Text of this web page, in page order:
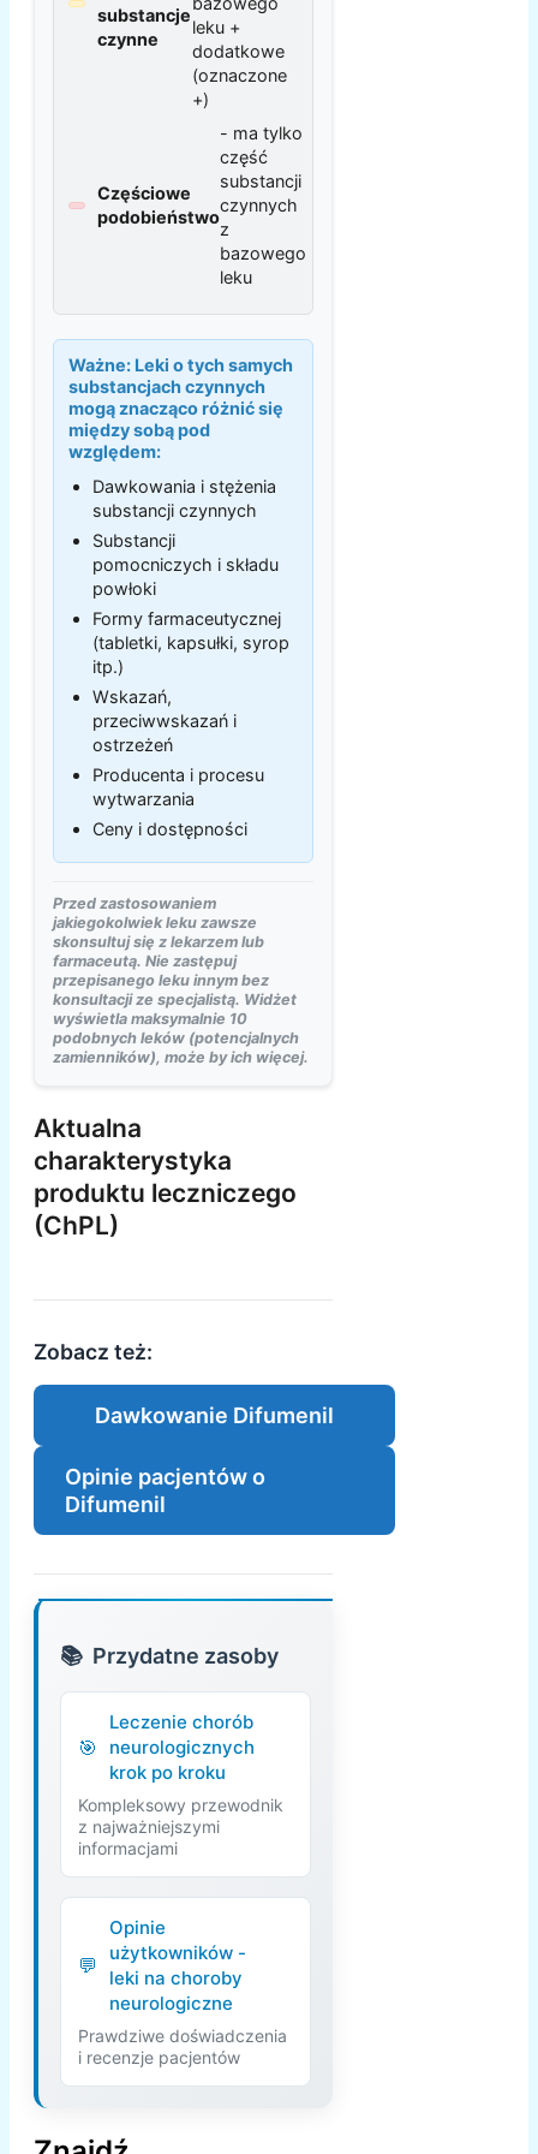
substancje
czynne
leku +
dodatkowe
(oznaczone
+)
Częściowe
podobieństwo
- ma tylko
część
substancji
czynnych
z
bazowego
leku
Ważne: Leki o tych samych
substancjach czynnych
mogą znacząco różnić się
między sobą pod
względem:
Dawkowania i stężenia
substancji czynnych
Substancji
pomocniczych i składu
powłoki
Formy farmaceutycznej
(tabletki, kapsułki, syrop
itp.)
Wskazań,
przeciwwskazań i
ostrzeżeń
Producenta i procesu
wytwarzania
Ceny i dostępności
Przed zastosowaniem
jakiegokolwiek leku zawsze
skonsultuj się z lekarzem lub
farmaceutą. Nie zastępuj
przepisanego leku innym bez
konsultacji ze specjalistą. Widżet
wyświetla maksymalnie 10
podobnych leków (potencjalnych
zamienników), może by ich więcej.
Aktualna
charakterystyka
produktu leczniczego
(ChPL)
Zobacz też:
Dawkowanie Difumenil
Opinie pacjentów o
Difumenil
Przydatne zasoby
Leczenie chorób
neurologicznych
krok po kroku
Kompleksowy przewodnik
z najważniejszymi
informacjami
Opinie
użytkowników -
leki na choroby
neurologiczne
Prawdziwe doświadczenia
i recenzje pacjentów